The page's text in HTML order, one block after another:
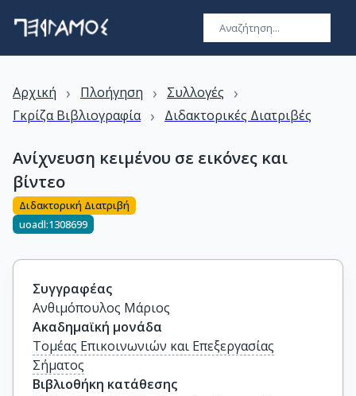
Αρχική › Πλοήγηση › Συλλογές ›
Γκρίζα Βιβλιογραφία › Διδακτορικές Διατριβές
Ανίχνευση κειμένου σε εικόνες και
βίντεο
Διδακτορική Διατριβή
uoadl:1308699
Συγγραφέας
Ανθιμόπουλος Μάριος
Ακαδημαϊκή μονάδα
Τομέας Επικοινωνιών και Επεξεργασίας
Σήματος
Βιβλιοθήκη κατάθεσης